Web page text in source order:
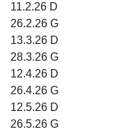
11.2.26 D
26.2.26 G
13.3.26 D
28.3.26 G
12.4.26 D
26.4.26 G
12.5.26 D
26.5.26 G